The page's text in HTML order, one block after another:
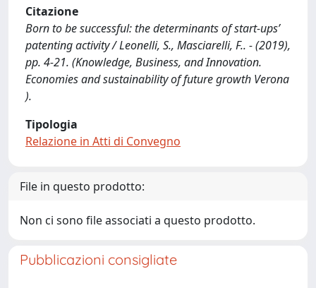
Citazione
Born to be successful: the determinants of start-ups’
patenting activity / Leonelli, S., Masciarelli, F.. - (2019),
pp. 4-21. (Knowledge, Business, and Innovation.
Economies and sustainability of future growth Verona
).
Tipologia
Relazione in Atti di Convegno
File in questo prodotto:
Non ci sono file associati a questo prodotto.
Pubblicazioni consigliate